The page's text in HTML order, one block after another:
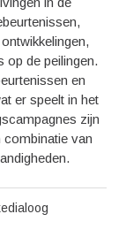
op de peilingen.
en
er speelt in het
zijn
combinatie van